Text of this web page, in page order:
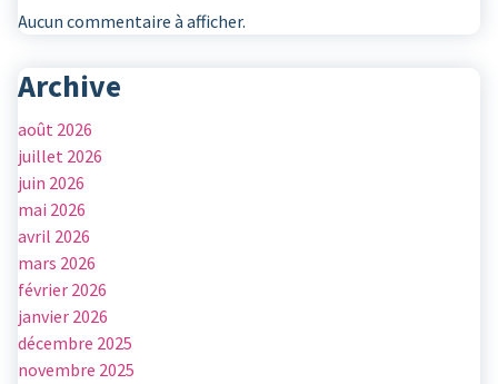
Aucun commentaire à afficher.
Archive
août 2026
juillet 2026
juin 2026
mai 2026
avril 2026
mars 2026
février 2026
janvier 2026
décembre 2025
novembre 2025